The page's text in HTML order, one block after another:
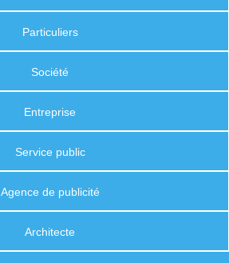
Particuliers
Société
Entreprise
Service public
Agence de publicité
Architecte